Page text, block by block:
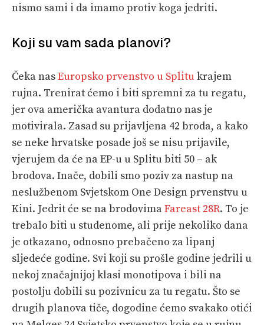
nismo sami i da imamo protiv koga jedriti.
Koji su vam sada planovi?
Čeka nasEuropsko prvenstvo u Splitu krajem
rujna. Trenirat ćemo i biti spremni za tu regatu,
jer ova američka avantura dodatno nas je
motivirala. Zasad su prijavljena 42 broda, a kako
se neke hrvatske posade još se nisu prijavile,
vjerujem da će na EP-u u Splitu biti 50 – ak
brodova. Inače, dobili smo poziv za nastup na
neslužbenom Svjetskom One Design prvenstvu u
Kini. Jedrit će se na brodovimaFareast 28R. To je
trebalo biti u studenome, ali prije nekoliko dana
je otkazano, odnosno prebačeno za lipanj
sljedeće godine. Svi koji su prošle godine jedrili u
nekoj značajnijoj klasi monotipova i bili na
postolju dobili su pozivnicu za tu regatu. Što se
drugih planova tiče, dogodine ćemo svakako otići